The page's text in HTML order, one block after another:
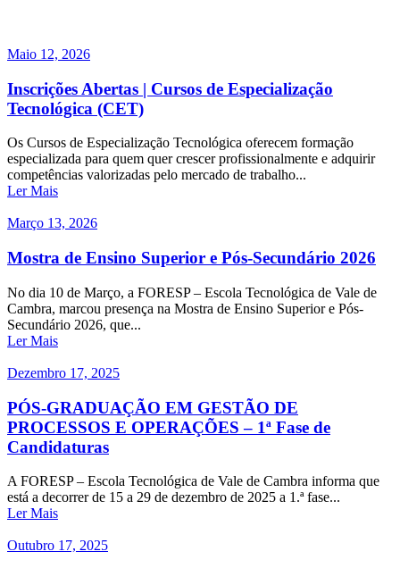
Maio 12, 2026
Inscrições Abertas | Cursos de Especialização
Tecnológica (CET)
Os Cursos de Especialização Tecnológica oferecem formação
especializada para quem quer crescer profissionalmente e adquirir
competências valorizadas pelo mercado de trabalho...
Ler Mais
Março 13, 2026
Mostra de Ensino Superior e Pós-Secundário 2026
No dia 10 de Março, a FORESP – Escola Tecnológica de Vale de
Cambra, marcou presença na Mostra de Ensino Superior e Pós-
Secundário 2026, que...
Ler Mais
Dezembro 17, 2025
PÓS-GRADUAÇÃO EM GESTÃO DE
PROCESSOS E OPERAÇÕES – 1ª Fase de
Candidaturas
A FORESP – Escola Tecnológica de Vale de Cambra informa que
está a decorrer de 15 a 29 de dezembro de 2025 a 1.ª fase...
Ler Mais
Outubro 17, 2025